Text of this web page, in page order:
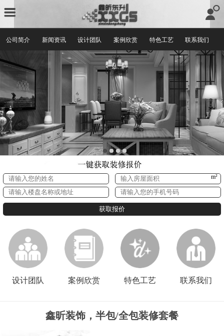
公司简介 新闻资讯 设计团队 案例欣赏 特色工艺 联系我们
m²
设计团队 案例欣赏 特色工艺 联系我们
鑫昕装饰，半包/全包装修套餐